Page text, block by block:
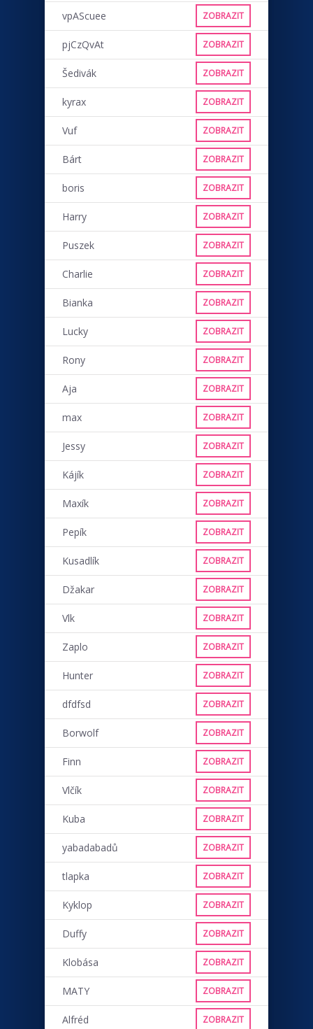
vpAScuee ZOBRAZIT
pjCzQvAt ZOBRAZIT
Šedivák ZOBRAZIT
kyrax ZOBRAZIT
Vuf ZOBRAZIT
Bárt ZOBRAZIT
boris ZOBRAZIT
Harry ZOBRAZIT
Puszek ZOBRAZIT
Charlie ZOBRAZIT
Bianka ZOBRAZIT
Lucky ZOBRAZIT
Rony ZOBRAZIT
Aja ZOBRAZIT
max ZOBRAZIT
Jessy ZOBRAZIT
Kájík ZOBRAZIT
Maxík ZOBRAZIT
Pepík ZOBRAZIT
Kusadlík ZOBRAZIT
Džakar ZOBRAZIT
Vlk ZOBRAZIT
Zaplo ZOBRAZIT
Hunter ZOBRAZIT
dfdfsd ZOBRAZIT
Borwolf ZOBRAZIT
Finn ZOBRAZIT
Vlčík ZOBRAZIT
Kuba ZOBRAZIT
yabadabadů ZOBRAZIT
tlapka ZOBRAZIT
Kyklop ZOBRAZIT
Duffy ZOBRAZIT
Klobása ZOBRAZIT
MATY ZOBRAZIT
Alfréd ZOBRAZIT